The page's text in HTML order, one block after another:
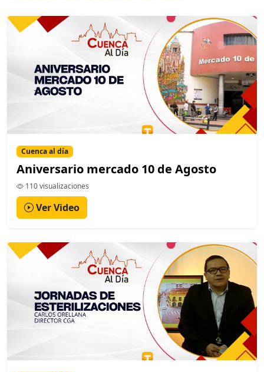
Cuenca al día
Aniversario mercado 10 de Agosto
110 visualizaciones
Ver Video